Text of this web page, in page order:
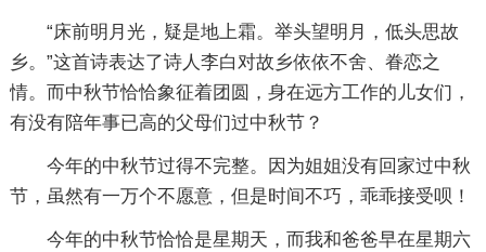
“床前明月光，疑是地上霜。举头望明月，低头思故
乡。”这首诗表达了诗人李白对故乡依依不舍、眷恋之
情。而中秋节恰恰象征着团圆，身在远方工作的儿女们，
有没有陪年事已高的父母们过中秋节？
今年的中秋节过得不完整。因为姐姐没有回家过中秋
节，虽然有一万个不愿意，但是时间不巧，乖乖接受呗！
今年的中秋节恰恰是星期天，而我和爸爸早在星期六